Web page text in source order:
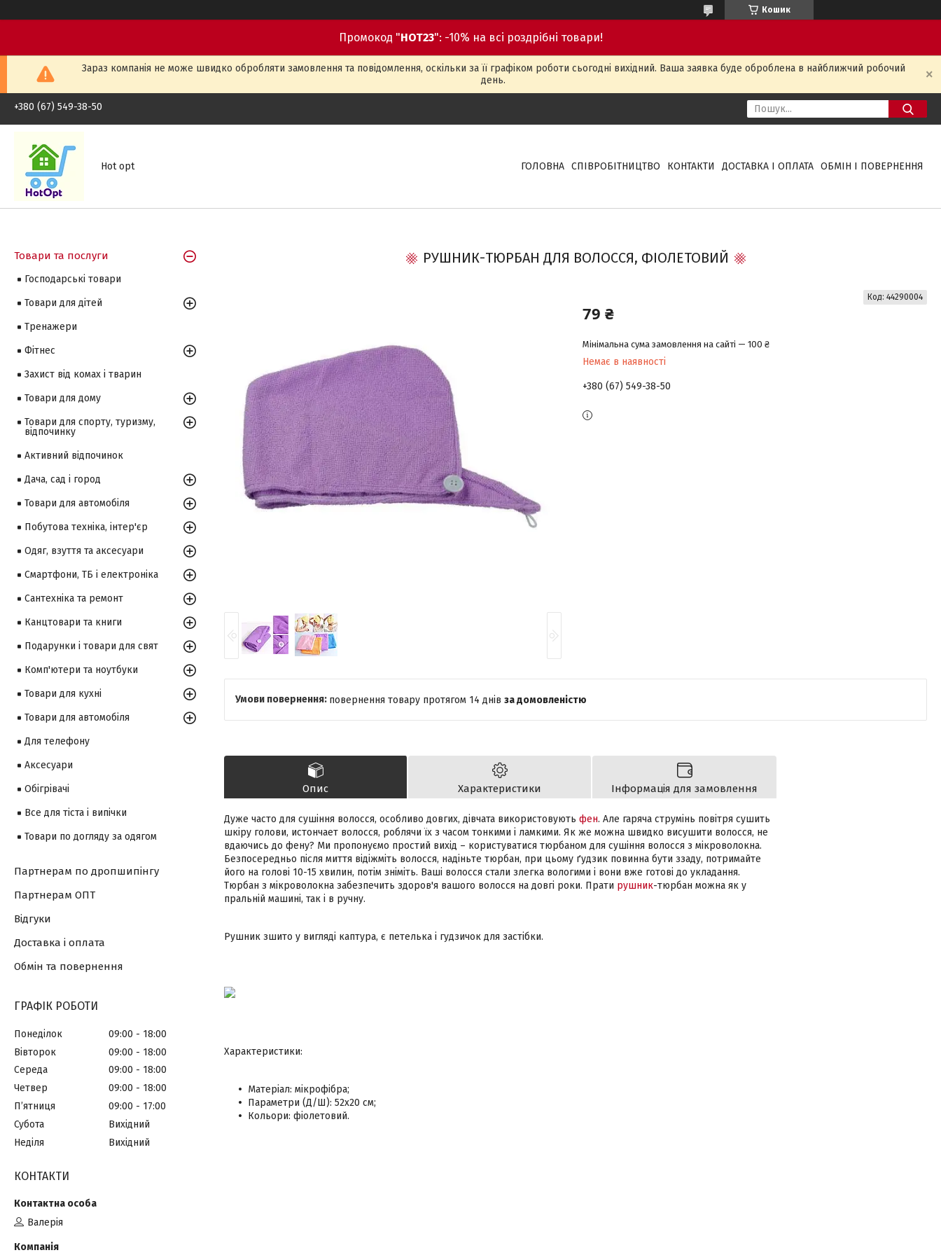
Кошик
Промокод "HOT23": -10% на всі роздрібні товари!
Зараз компанія не може швидко обробляти замовлення та повідомлення, оскільки за її графіком роботи сьогодні вихідний. Ваша заявка буде оброблена в найближчий робочий
день.
+380 (67) 549-38-50
Hot opt ГОЛОВНА СПІВРОБІТНИЦТВО КОНТАКТИ ДОСТАВКА І ОПЛАТА ОБМІН І ПОВЕРНЕННЯ
РУШНИК-ТЮРБАН ДЛЯ ВОЛОССЯ, ФІОЛЕТОВИЙ
79 ₴
Мінімальна сума замовлення на сайті — 100 ₴
Немає в наявності
Код: 44290004
+380 (67) 549-38-50
повернення товару протягом 14 днів за домовленістю
Опис Характеристики Інформація для замовлення
Дуже часто для сушіння волосся, особливо довгих, дівчата використовують фен. Але гаряча струмінь повітря сушить
шкіру голови, истончает волосся, роблячи їх з часом тонкими і ламкими. Як же можна швидко висушити волосся, не
вдаючись до фену? Ми пропонуємо простий вихід – користуватися тюрбаном для сушіння волосся з мікроволокна.
Безпосередньо після миття відіжміть волосся, надіньте тюрбан, при цьому ґудзик повинна бути ззаду, потримайте
його на голові 10-15 хвилин, потім зніміть. Ваші волосся стали злегка вологими і вони вже готові до укладання.
Тюрбан з мікроволокна забезпечить здоров'я вашого волосся на довгі роки. Прати рушник-тюрбан можна як у
пральній машині, так і в ручну.
Рушник зшито у вигляді каптура, є петелька і гудзичок для застібки.
Характеристики:
Матеріал: мікрофібра;
Параметри (Д/Ш): 52х20 см;
Кольори: фіолетовий.
Товари та послуги
Господарські товари
Товари для дітей
Тренажери
Фітнес
Захист від комах і тварин
Товари для дому
Товари для спорту, туризму,
відпочинку
Активний відпочинок
Дача, сад і город
Товари для автомобіля
Побутова техніка, інтер'єр
Одяг, взуття та аксесуари
Смартфони, ТБ і електроніка
Сантехніка та ремонт
Канцтовари та книги
Подарунки і товари для свят
Комп'ютери та ноутбуки
Товари для кухні
Товари для автомобіля
Для телефону
Аксесуари
Обігрівачі
Все для тіста і випічки
Товари по догляду за одягом
Партнерам по дропшипінгу
Партнерам ОПТ
Відгуки
Доставка і оплата
Обмін та повернення
ГРАФІК РОБОТИ
Понеділок 09:00
18:00
Вівторок
09:00
18:00
Середа
09:00
18:00
Четвер
09:00
18:00
Пʼятниця
09:00
17:00
Субота
Вихідний
Неділя
Вихідний
КОНТАКТИ
Валерія